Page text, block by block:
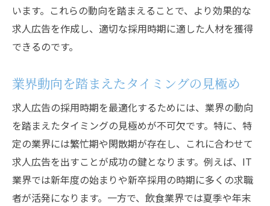
業界の繁忙期と求人広告のタイミング
製造業における求人時期の傾向
IT業界における求人広告のベストタイミン
新卒採用と中途採用の時期の違い
地域ごとの求人時期の特性
求職者の動きに合わせた求人広告のタイミング
解析
求職者の検索行動と求人タイミング
います。これらの動向を踏まえることで、より効果的な
求人広告を作成し、適切な採用時期に適した人材を獲得
できるのです。
業界動向を踏まえたタイミングの見極め
求人広告の採用時期を最適化するためには、業界の動向
を踏まえたタイミングの見極めが不可欠です。特に、特
定の業界には繁忙期や閑散期が存在し、これに合わせて
求人広告を出すことが成功の鍵となります。例えば、IT
業界では新年度の始まりや新卒採用の時期に多くの求職
者が活発になります。一方で、飲食業界では夏季や年末